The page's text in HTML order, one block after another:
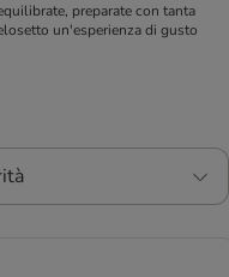
preparate con tanta
un'esperienza di gusto